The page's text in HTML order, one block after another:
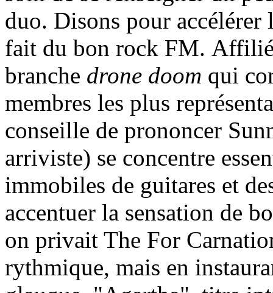
duo. Disons pour accélérer
fait du bon rock FM.
branche drone doom qui
membres les plus
conseille de prononcer
arriviste) se concentre
immobiles de guitares et
accentuer la sensation de
on privait The For
rythmique, mais en